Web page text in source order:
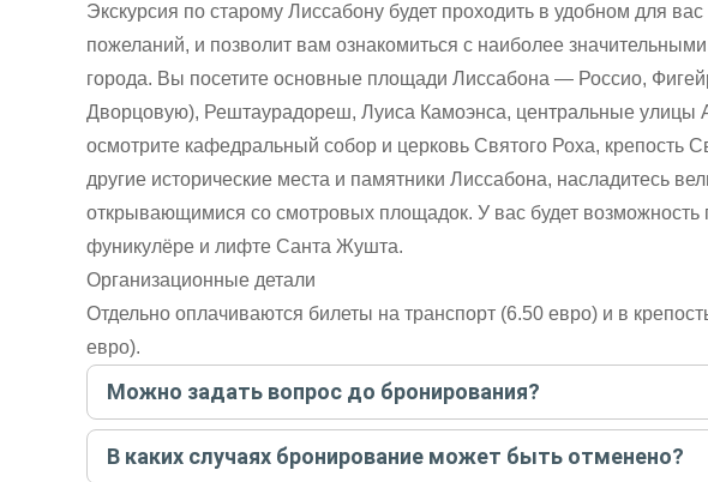
Экскурсия по старому Лиссабону будет проходить в удобном для
пожеланий, и позволит вам ознакомиться с наиболее
города. Вы посетите основные площади Лиссабона — Россио,
Дворцовую), Рештаурадореш, Луиса Камоэнса, центральные улицы
осмотрите кафедральный собор и церковь Святого Роха, крепость
другие исторические места и памятники Лиссабона, насладитесь
открывающимися со смотровых площадок. У вас будет возможность
фуникулёре и лифте Санта Жушта.
Организационные детали
Отдельно оплачиваются билеты на транспорт (6.50 евро) и в
евро).
Можно задать вопрос до бронирования?
Достаточно перейти по ссылке «Задать вопрос» и написать гиду.
бронируйте экскурсию.Задать вопрос.
В каких случаях бронирование может быть отменено?